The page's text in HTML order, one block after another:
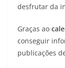
desfrutar da
Graças ao
conseguir
publicações